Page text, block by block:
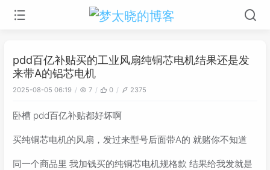
pdd百亿补贴买的工业风扇纯铜芯电机结果还是发
来带A的铝芯电机
2025-08-05 06:19 7 0 2375
卧槽 pdd百亿补贴都好坏啊
买纯铜芯电机的风扇，发过来型号后面带A的 就赌你不知道
同一个商品里 我加钱买的纯铜芯电机规格款 结果给我发就是